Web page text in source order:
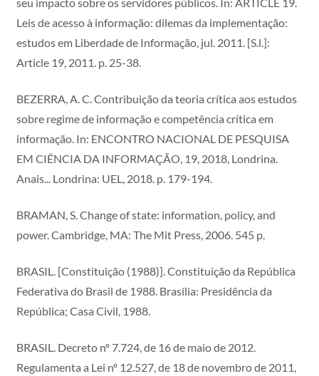
Leis de acesso à informação: dilemas da implementação:
estudos em Liberdade de Informação, jul. 2011. [S.l.]:
Article 19, 2011. p. 25-38.
BEZERRA, A. C. Contribuição da teoria crítica aos estudos
sobre regime de informação e competência crítica em
informação. In: ENCONTRO NACIONAL DE PESQUISA
EM CIÊNCIA DA INFORMAÇÃO, 19, 2018, Londrina.
Anais... Londrina: UEL, 2018. p. 179-194.
BRAMAN, S. Change of state: information, policy, and
power. Cambridge, MA: The Mit Press, 2006. 545 p.
BRASIL. [Constituição (1988)]. Constituição da República
Federativa do Brasil de 1988. Brasília: Presidência da
República; Casa Civil, 1988.
BRASIL. Decreto nº 7.724, de 16 de maio de 2012.
Regulamenta a Lei nº 12.527, de 18 de novembro de 2011,